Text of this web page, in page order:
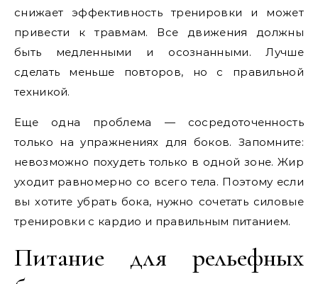
снижает эффективность тренировки и может
привести к травмам. Все движения должны
быть медленными и осознанными. Лучше
сделать меньше повторов, но с правильной
техникой.
Еще одна проблема — сосредоточенность
только на упражнениях для боков. Запомните:
невозможно похудеть только в одной зоне. Жир
уходит равномерно со всего тела. Поэтому если
вы хотите убрать бока, нужно сочетать силовые
тренировки с кардио и правильным питанием.
Питание для рельефных